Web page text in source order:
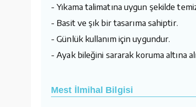
- Yıkama talimatına uygun şekilde
- Basit ve şık bir tasarıma sahiptir.
- Günlük kullanım için uygundur.
- Ayak bileğini sararak koruma altına
Mest İlmihal Bilgisi